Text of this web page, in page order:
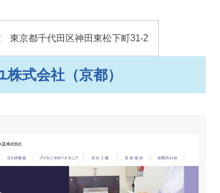
東京都千代田区神田東松下町31-2
株式会社（京都）